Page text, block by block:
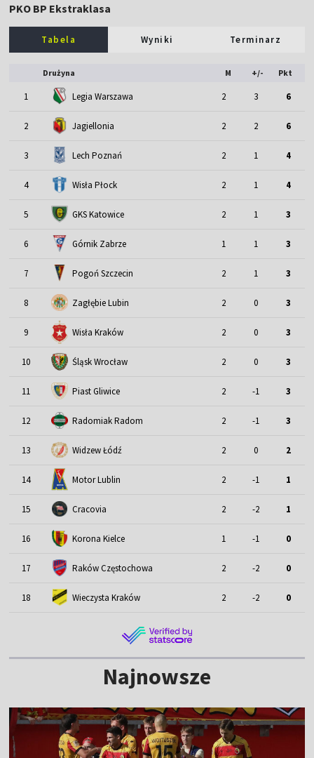
PKO BP Ekstraklasa
Tabela Wyniki Terminarz
Drużyna M +/- Pkt
1 Legia Warszawa 2 3 6
2 Jagiellonia 2 2 6
3 Lech Poznań 2 1 4
4 Wisła Płock 2 1 4
5 GKS Katowice 2 1 3
6 Górnik Zabrze 1 1 3
7 Pogoń Szczecin 2 1 3
8 Zagłębie Lubin 2 0 3
9 Wisła Kraków 2 0 3
10 Śląsk Wrocław 2 0 3
11 Piast Gliwice 2 -1 3
12 Radomiak Radom 2 -1 3
13 Widzew Łódź 2 0 2
14 Motor Lublin 2 -1 1
15 Cracovia 2 -2 1
16 Korona Kielce 1 -1 0
17 Raków Częstochowa 2 -2 0
18 Wieczysta Kraków 2 -2 0
Najnowsze